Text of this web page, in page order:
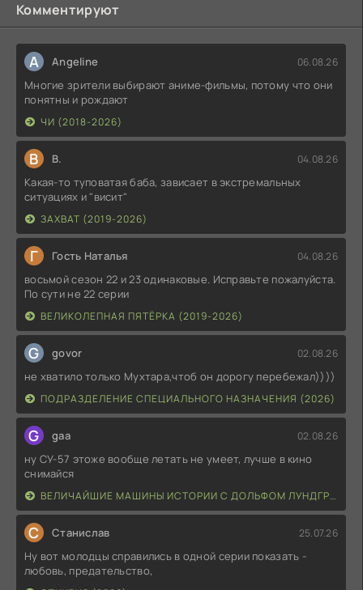
Комментируют
A Angeline 06.08.26
Многие зрители выбирают аниме-фильмы, потому что они
понятны и рождают
ЧИ (2018-2026)
В В. 04.08.26
Какая-то туповатая баба, зависает в экстремальных
ситуациях и "висит"
ЗАХВАТ (2019-2026)
Г Гость Наталья 04.08.26
восьмой сезон 22 и 23 одинаковые. Исправьте пожалуйста.
По сути не 22 серии
ВЕЛИКОЛЕПНАЯ ПЯТЁРКА (2019-2026)
G govor 02.08.26
не хватило только Мухтара,чтоб он дорогу перебежал))))
ПОДРАЗДЕЛЕНИЕ СПЕЦИАЛЬНОГО НАЗНАЧЕНИЯ (2026)
G gaa 02.08.26
ну СУ-57 этоже вообще летать не умеет, лучше в кино
снимайся
ВЕЛИЧАЙШИЕ МАШИНЫ ИСТОРИИ С ДОЛЬФОМ ЛУНДГРЕНОМ (2026)
С Станислав 25.07.26
Ну вот молодцы справились в одной серии показать -
любовь, предательство,